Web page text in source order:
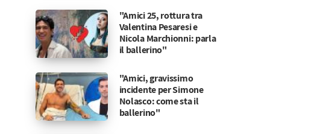
"Amici 25, rottura tra
Valentina Pesaresi e
Nicola Marchionni: parla
il ballerino"
"Amici, gravissimo
incidente per Simone
Nolasco: come sta il
ballerino"